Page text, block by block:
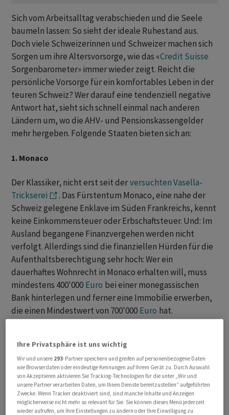
Sich vom Arbeitsalltag verabschieden und die Seele
baumeln lassen: So sieht der ideale Ruhestand aus.
Doch viele Schweizerinnen und Schweizer machen sich
Sorgen um ihre Altersvorsorge, wie das «Credit Suisse
Sorgenbarometer» immer wieder zeigt. Reicht die
persönliche Vorsorge für ein komfortables Leben in der
teuren Schweiz? Wer darauf eine tendenziell negative
Antwort hat, sieht sich schnell einmal nach anderen
Ländern um, wo die AHV- und Pensionskassengelder
mehr hergeben. Folgende Staaten bieten sich an:
1. Monaco
Der Klassiker, nicht erst seit derversuchten Vasella-
Trickserei
. Das Fürstentum Monaco, eine nahe der
Schweiz gelegene Enklave im Süden Frankreichs, kennt
keine Einkommensteuer oder Erbschaftsteuer. Und: Im
Ausland begangene Finanzvergehen werden nicht
verfolgt. Allerdings sind die finanziellen Hürden für die
Aufenthaltsberechtigung sehr hoch: Wer ein
dauerhaftes Wohnrecht in Monaco erhalten will, muss
mindestens 400'000 Euro bei einer monegassischen
Bank hinterlegen und ferner eine Immobilie erwerben,
die einen Mindestwert von 700'000 Euro hat.
Ihre Privatsphäre ist uns wichtig
Wir und unsere 293-Partner speichern und greifen auf personenbezogene Daten
wie Browserdaten oder eindeutige Kennungen auf Ihrem Gerät zu. Durch Auswahl
von Akzeptieren aktivieren Sie Tracking-Technologien für die unter „Wir und
unsere Partner verarbeiten Daten, um Ihnen Dienste bereitzustellen“ aufgeführten
Zwecke. Wenn Tracker deaktiviert sind, sind manche Inhalte und Anzeigen
möglicherweise nicht mehr so relevant für Sie. Sie können dieses Menü jederzeit
wieder aufrufen, um Ihre Einstellungen zu ändern oder Ihre Einwilligung zu